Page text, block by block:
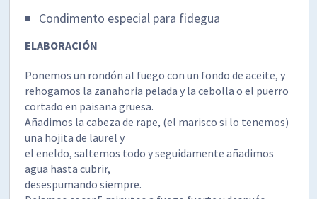
Condimento especial para fidegua
ELABORACIÓN
Ponemos un rondón al fuego con un fondo de aceite, y
rehogamos la zanahoria pelada y la cebolla o el puerro
cortado en paisana gruesa.
Añadimos la cabeza de rape, (el marisco si lo tenemos)
una hojita de laurel y
el eneldo, saltemos todo y seguidamente añadimos
agua hasta cubrir,
desespumando siempre.